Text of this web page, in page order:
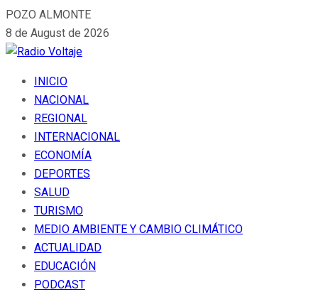
POZO ALMONTE
8 de August de 2026
INICIO
NACIONAL
REGIONAL
INTERNACIONAL
ECONOMÍA
DEPORTES
SALUD
TURISMO
MEDIO AMBIENTE Y CAMBIO CLIMÁTICO
ACTUALIDAD
EDUCACIÓN
PODCAST